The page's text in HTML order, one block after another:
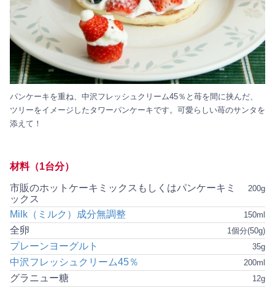
パンケーキを重ね、中沢フレッシュクリーム45％と苺を間に挟んだ、
ツリーをイメージしたタワーパンケーキです。可愛らしい苺のサンタを
添えて！
材料（1台分）
200g
市販のホットケーキミックスもしくはパンケーキミ
ックス
150ml
Milk（ミルク）成分無調整
1個分(50g)
全卵
35g
プレーンヨーグルト
200ml
中沢フレッシュクリーム45％
12g
グラニュー糖